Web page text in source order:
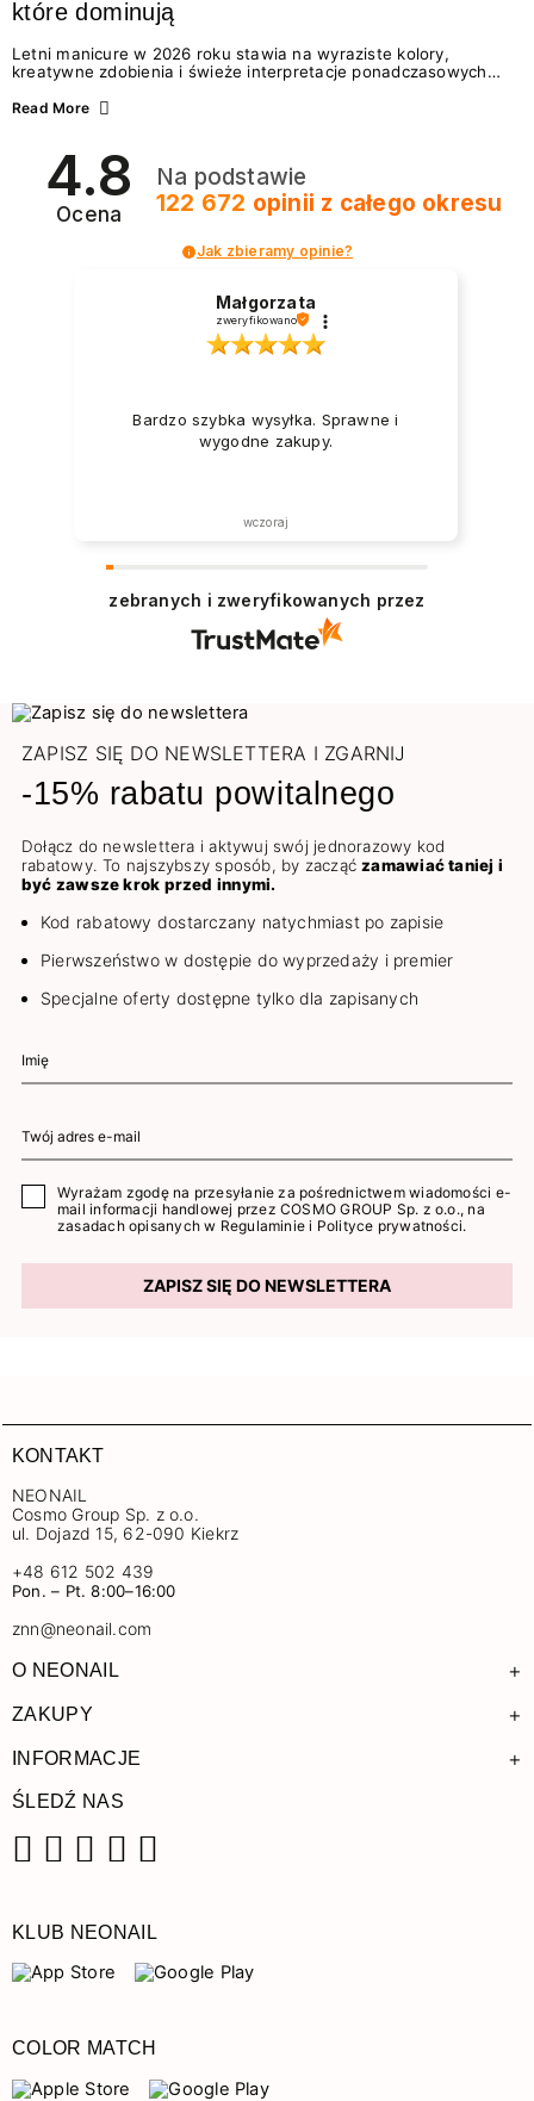
które dominują
Letni manicure w 2026 roku stawia na wyraziste kolory,
kreatywne zdobienia i świeże interpretacje ponadczasowych
zarówno energetycznych odcieni inspirowanych wakacjami, jak
2026? Znajdź inspirację dla swojego manicure!
Read More
4.8
Ocena
Na podstawie
122 672 opinii z całego okresu
Jak zbieramy opinie?
Małgorzata
zweryfikowano
Bardzo szybka wysyłka. Sprawne i
wygodne zakupy.
wczoraj
zebranych i zweryfikowanych przez
ZAPISZ SIĘ DO NEWSLETTERA I ZGARNIJ
-15% rabatu powitalnego
Dołącz do newslettera i aktywuj swój jednorazowy kod
rabatowy. To najszybszy sposób, by zacząćzamawiać taniej i
być zawsze krok przed innymi.
Kod rabatowy dostarczany natychmiast po zapisie
Pierwszeństwo w dostępie do wyprzedaży i premier
Specjalne oferty dostępne tylko dla zapisanych
Wyrażam zgodę na przesyłanie za pośrednictwem wiadomości e-
mail informacji handlowej przez COSMO GROUP Sp. z o.o., na
zasadach opisanych w Regulaminie i Polityce prywatności.
ZAPISZ SIĘ DO NEWSLETTERA
KONTAKT
NEONAIL
Cosmo Group Sp. z o.o.
ul. Dojazd 15, 62-090 Kiekrz
+48 612 502 439
Pon. – Pt. 8:00–16:00
znn@neonail.com
O NEONAIL +
ZAKUPY +
INFORMACJE +
ŚLEDŹ NAS
KLUB NEONAIL
COLOR MATCH